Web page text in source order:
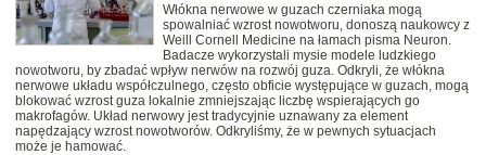
Włókna nerwowe w guzach czerniaka mogą
spowalniać wzrost nowotworu, donoszą naukowcy z
Weill Cornell Medicine na łamach pisma Neuron.
Badacze wykorzystali mysie modele ludzkiego
nowotworu, by zbadać wpływ nerwów na rozwój guza. Odkryli, że włókna
nerwowe układu współczulnego, często obficie występujące w guzach, mogą
blokować wzrost guza lokalnie zmniejszając liczbę wspierających go
makrofagów. Układ nerwowy jest tradycyjnie uznawany za element
napędzający wzrost nowotworów. Odkryliśmy, że w pewnych sytuacjach
może je hamować.